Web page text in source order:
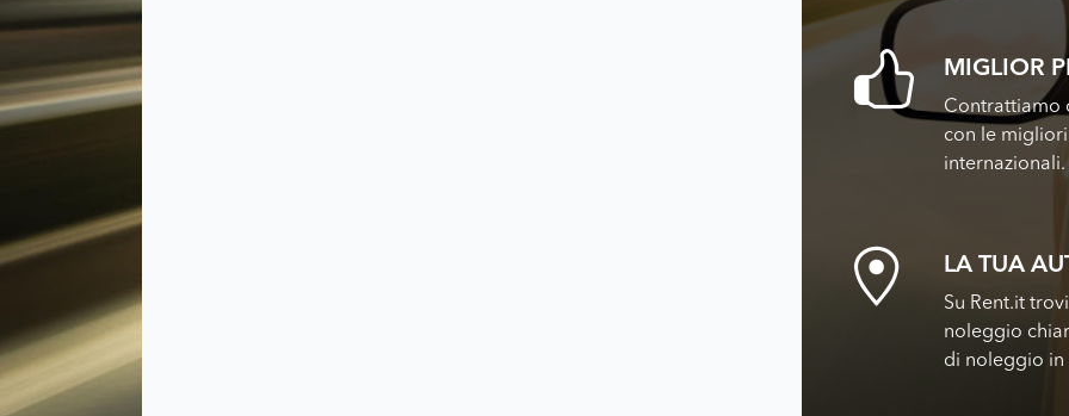
MIGLIOR
Contrattiamo
con le
internazionali.
LA TUA
Su Rent.it
noleggio
di noleggio in